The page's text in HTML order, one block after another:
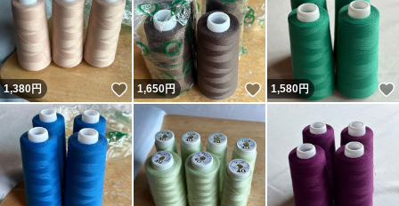
1,380円 いいね！
1,650円 いいね！
1,580円